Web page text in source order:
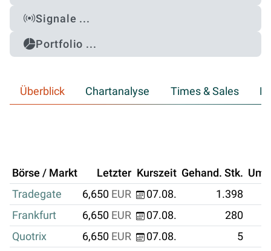
Signale ...
Portfolio ...
Überblick Chartanalyse Times & Sales
Börse / Markt Letzter Kurszeit Gehand. Stk.
Tradegate
6,650 EUR 07.08. 1.398
Frankfurt
6,650 EUR 07.08. 280
Quotrix
6,650 EUR 07.08.
5